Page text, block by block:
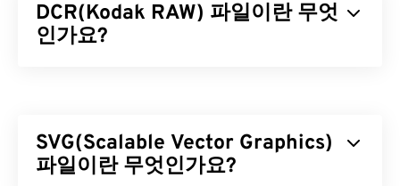
DCR(Kodak RAW) 파일이란 무엇
인가요?
전문 소프트웨어가 함께 제공되었습니다. 코닥은
2005년에 DCS 카메라 시리즈를 단종했지만, DCR
SVG(Scalable Vector Graphics)
파일이란 무엇인가요?